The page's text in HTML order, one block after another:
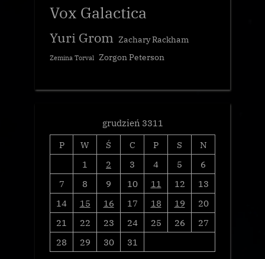
Vox Galactica
Yuri Grom Zachary Rackham
Zemina Torval Zorgon Peterson
grudzień 3311
P
W Ś C P S
N
1
2 3 4 5
6
7
8 9 10 11 12
13
14
15 16 17 18 19
20
21
22 23 24 25 26
27
28
29 30
31